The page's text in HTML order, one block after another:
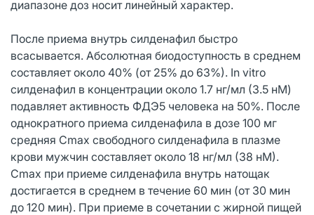
диапазоне доз носит линейный характер.
После приема внутрь силденафил быстро
всасывается. Абсолютная биодоступность в среднем
составляет около 40% (от 25% до 63%). In vitro
силденафил в концентрации около 1.7 нг/мл (3.5 нМ)
подавляет активность ФДЭ5 человека на 50%. После
однократного приема силденафила в дозе 100 мг
средняя Cmax свободного силденафила в плазме
крови мужчин составляет около 18 нг/мл (38 нМ).
Cmax при приеме силденафила внутрь натощак
достигается в среднем в течение 60 мин (от 30 мин
до 120 мин). При приеме в сочетании с жирной пищей